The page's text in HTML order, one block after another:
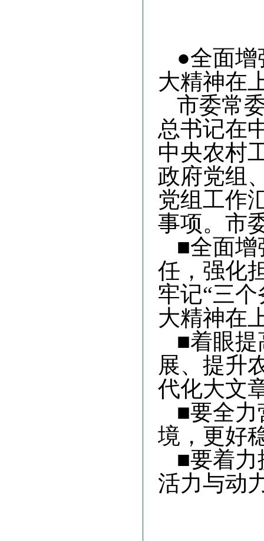
●全面
大精神在
市委常
总书记在
中央农村
政府党组
党组工作
事项。市
■全面增
任，强化
牢记“三
大精神在
■着眼提
展、提升
代化大文
■要全力
境，更好
■要着力
活力与动